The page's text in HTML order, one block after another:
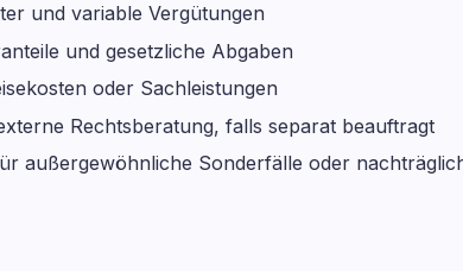
und variable Vergütungen
und gesetzliche Abgaben
oder Sachleistungen
Rechtsberatung, falls separat beauftragt
außergewöhnliche Sonderfälle oder